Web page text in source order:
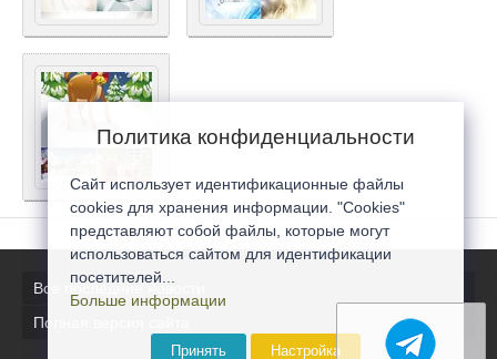
Все последние новости
Полная версия сайта
Политика конфиденциальности
Сайт использует идентификационные файлы
cookies для хранения информации. "Cookies"
представляют собой файлы, которые могут
использоваться сайтом для идентификации
посетителей...
Больше информации
Принять Настройка